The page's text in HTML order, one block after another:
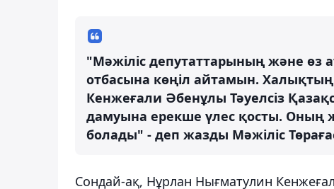
"Мәжіліс депутаттарының және өз
отбасына көңіл айтамын. Халықтың
Кенжеғали Әбенұлы Тәуелсіз
дамуына ерекше үлес қосты. Оның
болады" - деп жазды Мәжіліс
Сондай-ақ, Нұрлан Нығматулин